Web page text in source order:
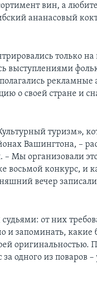
вин, а
ананасовый
только на
выступлениями
рекламные
о своей стране и
туризм»,
Вашингтона, –
– Мы организовали
восьмой конкурс, и
вечер
от них
и запоминать, какие
оригинальностью.
одного из поваров –